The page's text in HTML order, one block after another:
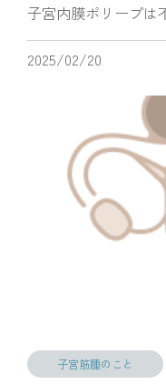
子宮内膜ポリープは
2025/02/20
子宮筋腫のこと